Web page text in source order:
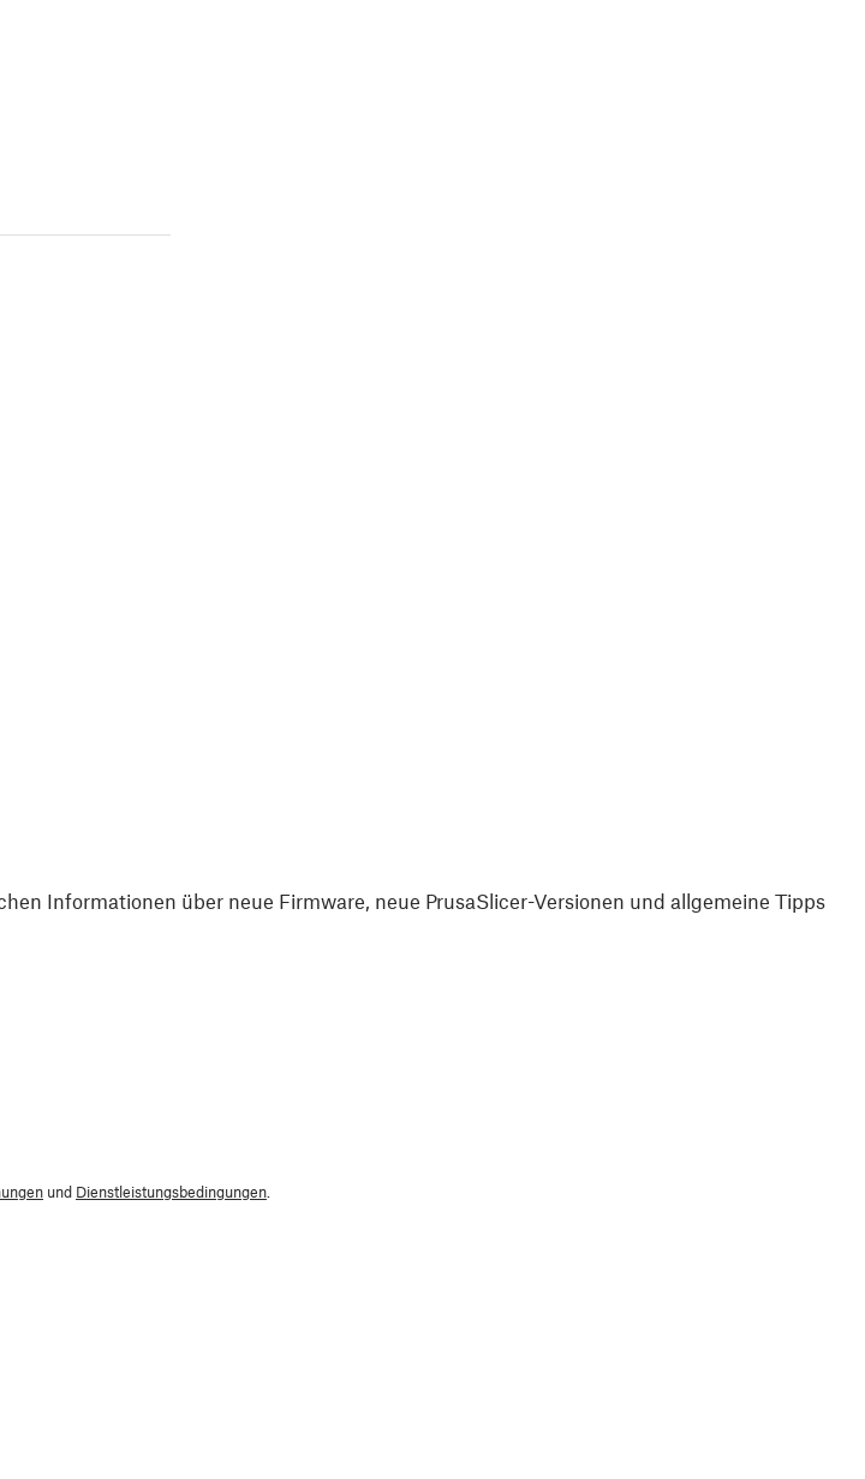
Informationen über neue Firmware, neue PrusaSlicer-Versionen und allgemeine Tipps
und Dienstleistungsbedingungen.